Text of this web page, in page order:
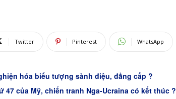
Twitter Pinterest WhatsApp
hóa biểu tượng sành điệu, đẳng cấp ?
của Mỹ, chiến tranh Nga-Ucraina có kết thúc ?